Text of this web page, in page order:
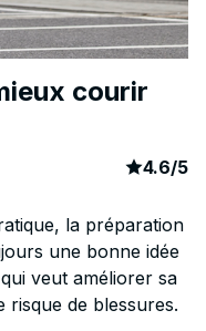
courir
article
4.6/5
la préparation
une bonne idée
veut améliorer sa
risque de blessures.